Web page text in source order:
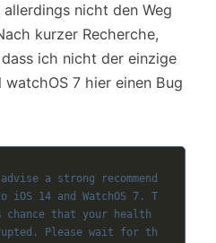
nicht den Weg
kurzer Recherche,
ich nicht der einzige
watchOS 7 hier einen Bug
a strong recommend
14 and WatchOS 7. T
chance that your health
Please wait for th